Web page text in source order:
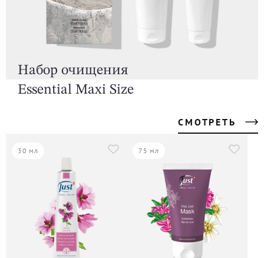
Набор очищения
Essential Maxi Size
СМОТРЕТЬ
30 мл 75 мл